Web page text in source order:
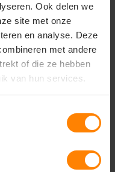
Ook delen we
site met onze
en analyse. Deze
met andere
of die ze hebben
van hun services.
ook leuk